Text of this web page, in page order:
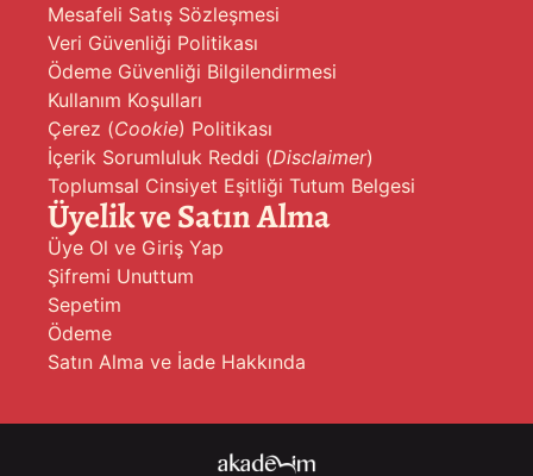
Mesafeli Satış Sözleşmesi
Veri Güvenliği Politikası
Ödeme Güvenliği Bilgilendirmesi
Kullanım Koşulları
Çerez (Cookie) Politikası
İçerik Sorumluluk Reddi (Disclaimer)
Toplumsal Cinsiyet Eşitliği Tutum Belgesi
Üyelik ve Satın Alma
Üye Ol ve Giriş Yap
Şifremi Unuttum
Sepetim
Ödeme
Satın Alma ve İade Hakkında